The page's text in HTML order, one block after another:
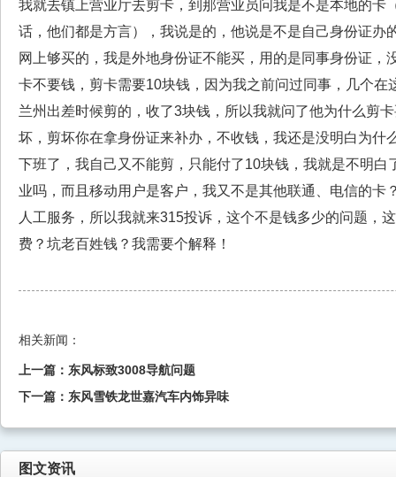
我就去镇上营业厅去剪卡，到那营业员问我是不是本地的卡
话，他们都是方言），我说是的，他说是不是自己身份证办
网上够买的，我是外地身份证不能买，用的是同事身份证，
卡不要钱，剪卡需要10块钱，因为我之前问过同事，几个在
兰州出差时候剪的，收了3块钱，所以我就问了他为什么剪
坏，剪坏你在拿身份证来补办，不收钱，我还是没明白为什
下班了，我自己又不能剪，只能付了10块钱，我就是不明白
业吗，而且移动用户是客户，我又不是其他联通、电信的卡
人工服务，所以我就来315投诉，这个不是钱多少的问题，
费？坑老百姓钱？我需要个解释！
相关新闻：
上一篇： 东风标致3008导航问题
下一篇： 东风雪铁龙世嘉汽车内饰异味
图文资讯